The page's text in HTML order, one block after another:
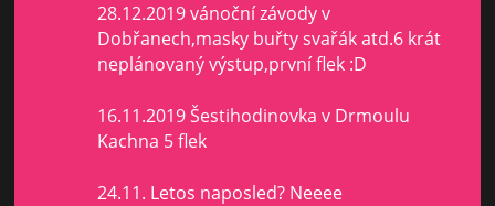
28.12.2019 vánoční závody v
Dobřanech,masky buřty svařák atd.6 krát
neplánovaný výstup,první flek :D
16.11.2019 Šestihodinovka v Drmoulu
Kachna 5 flek
24.11. Letos naposled? Neeee